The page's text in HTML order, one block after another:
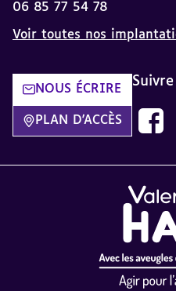
06 85 77 54 78
Voir toutes nos
NOUS ÉCRIRE
PLAN D'ACCÈS
Nous